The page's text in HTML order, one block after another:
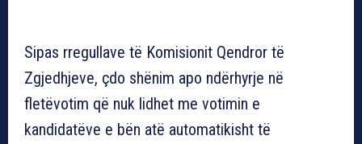
Sipas rregullave të Komisionit Qendror të
Zgjedhjeve, çdo shënim apo ndërhyrje në
fletëvotim që nuk lidhet me votimin e
kandidatëve e bën atë automatikisht të